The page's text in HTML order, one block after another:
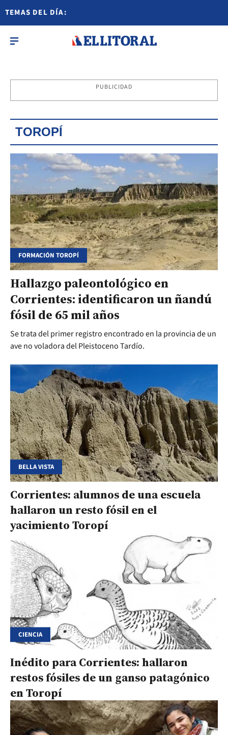
TEMAS DEL DÍA:
PUBLICIDAD
TOROPÍ
FORMACIÓN TOROPÍ
Hallazgo paleontológico en
Corrientes: identificaron un ñandú
fósil de 65 mil años
Se trata del primer registro encontrado en la provincia de un
ave no voladora del Pleistoceno Tardío.
BELLA VISTA
Corrientes: alumnos de una escuela
hallaron un resto fósil en el
yacimiento Toropí
CIENCIA
Inédito para Corrientes: hallaron
restos fósiles de un ganso patagónico
en Toropí